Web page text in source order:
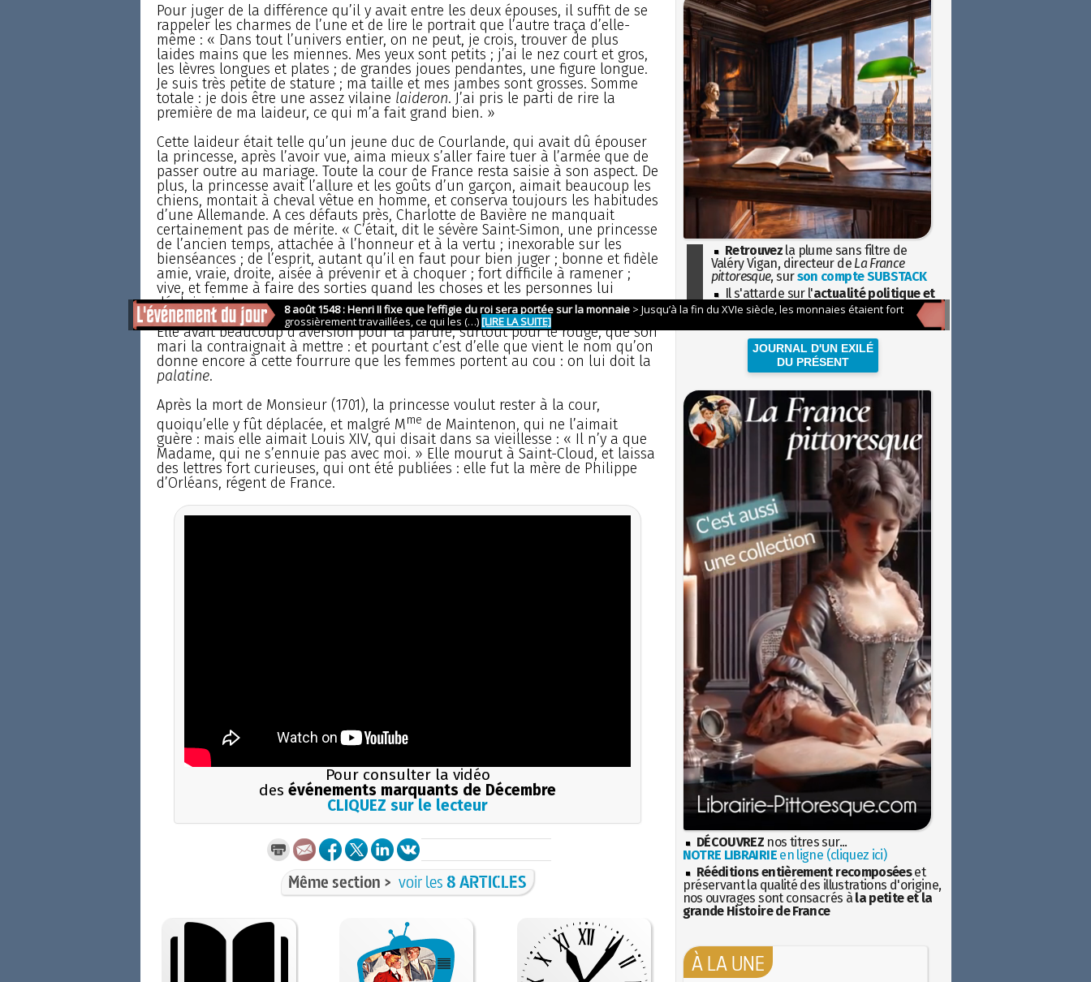
Pour juger de la différence qu’il y avait entre les deux épouses, il suffit de se
rappeler les charmes de l’une et de lire le portrait que l’autre traça d’elle-
même : « Dans tout l’univers entier, on ne peut, je crois, trouver de plus
laides mains que les miennes. Mes yeux sont petits ; j’ai le nez court et gros,
les lèvres longues et plates ; de grandes joues pendantes, une figure longue.
Je suis très petite de stature ; ma taille et mes jambes sont grosses. Somme
totale : je dois être une assez vilaine laideron. J’ai pris le parti de rire la
première de ma laideur, ce qui m’a fait grand bien. »
Cette laideur était telle qu’un jeune duc de Courlande, qui avait dû épouser
la princesse, après l’avoir vue, aima mieux s’aller faire tuer à l’armée que de
passer outre au mariage. Toute la cour de France resta saisie à son aspect. De
plus, la princesse avait l’allure et les goûts d’un garçon, aimait beaucoup les
chiens, montait à cheval vêtue en homme, et conserva toujours les habitudes
d’une Allemande. A ces défauts près, Charlotte de Bavière ne manquait
certainement pas de mérite. « C’était, dit le sévère Saint-Simon, une princesse
de l’ancien temps, attachée à l’honneur et à la vertu ; inexorable sur les
bienséances ; de l’esprit, autant qu’il en faut pour bien juger ; bonne et fidèle
amie, vraie, droite, aisée à prévenir et à choquer ; fort difficile à ramener ;
vive, et femme à faire des sorties quand les choses et les personnes lui
déplaisaient. »
Elle avait beaucoup d’aversion pour la parure, surtout pour le rouge, que son
mari la contraignait à mettre : et pourtant c’est d’elle que vient le nom qu’on
donne encore à cette fourrure que les femmes portent au cou : on lui doit la
palatine.
Après la mort de Monsieur (1701), la princesse voulut rester à la cour,
quoiqu’elle y fût déplacée, et malgré Mme de Maintenon, qui ne l’aimait
guère : mais elle aimait Louis XIV, qui disait dans sa vieillesse : « Il n’y a que
Madame, qui ne s’ennuie pas avec moi. » Elle mourut à Saint-Cloud, et laissa
des lettres fort curieuses, qui ont été publiées : elle fut la mère de Philippe
d’Orléans, régent de France.
Pour consulter la vidéo
des événements marquants de Décembre
CLIQUEZ sur le lecteur
Même section > voir les8 ARTICLES
Retrouvez la plume sans filtre de
Valéry Vigan, directeur de La France
pittoresque, surson compte SUBSTACK
Il s'attarde sur l'actualité politique et
sociétaleavec la hauteur de vue de
JOURNAL D'UN EXILÉ
DU PRÉSENT
DÉCOUVREZ nos titres sur...
NOTRE LIBRAIRIEen ligne (cliquez ici)
Rééditions entièrement recomposéeset
préservant la qualité des illustrations d'origine,
nos ouvrages sont consacrés à la petite et la
grande Histoire de France
À LA UNE